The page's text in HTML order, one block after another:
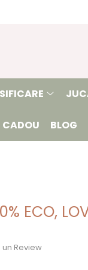
CADOU BLOG
ECO,
Review